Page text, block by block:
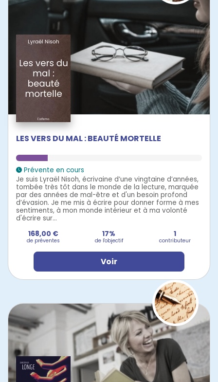
LES VERS DU MAL : BEAUTÉ MORTELLE
Prévente en cours
Je suis Lyraël Nisoh, écrivaine d’une vingtaine d’années,
tombée très tôt dans le monde de la lecture, marquée
par des années de mal-être et d'un besoin profond
d’évasion. Je me mis à écrire pour donner forme à mes
sentiments, à mon monde intérieur et à ma volonté
d'écrire sur...
168,00 €
de préventes
17%
de l'objectif
1
contributeur
Voir